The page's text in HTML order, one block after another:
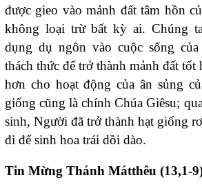
được gieo vào mảnh đất tâm hồn
không loại trừ bất kỳ ai. Chúng
dụng dụ ngôn vào cuộc sống
thách thức để trở thành mảnh đất tốt
hơn cho hoạt động của ân sủng
giống cũng là chính Chúa Giêsu;
sinh, Người đã trở thành hạt giống
đi để sinh hoa trái dồi dào.
Tin Mừng Thánh Mátthêu (13,1-